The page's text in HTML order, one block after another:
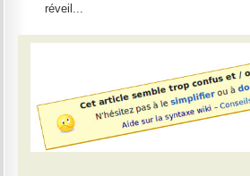
réveil...